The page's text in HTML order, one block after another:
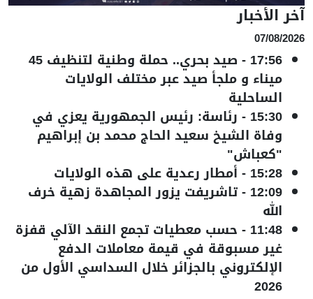
آخر الأخبار
07/08/2026
17:56
- صيد بحري.. حملة وطنية لتنظيف 45
ميناء و ملجأ صيد عبر مختلف الولايات
الساحلية
15:30
- رئاسة: رئيس الجمهورية يعزي في
وفاة الشيخ سعيد الحاج محمد بن إبراهيم
"كعباش"
15:28
- أمطار رعدية على هذه الولايات
12:09
-تاشريفت يزور المجاهدة زهية خرف
الله
11:48
- حسب معطيات تجمع النقد الآلي قفزة
غير مسبوقة في قيمة معاملات الدفع
الإلكتروني بالجزائر خلال السداسي الأول من
2026